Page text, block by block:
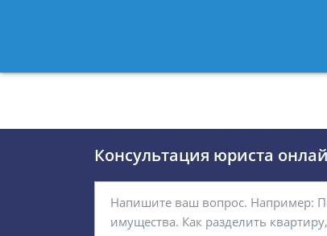
8 812
Консультация юриста